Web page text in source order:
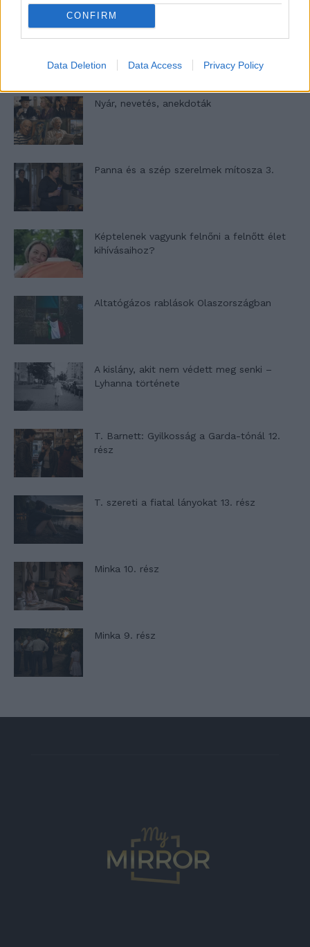
CONFIRM
Data Deletion Data Access Privacy Policy
A világ legismertebb ruhái
Nyár, nevetés, anekdoták
Panna és a szép szerelmek mítosza 3.
Képtelenek vagyunk felnőni a felnőtt élet
kihívásaihoz?
Altatógázos rablások Olaszországban
A kislány, akit nem védett meg senki –
Lyhanna története
T. Barnett: Gyilkosság a Garda-tónál 12.
rész
T. szereti a fiatal lányokat 13. rész
Minka 10. rész
Minka 9. rész